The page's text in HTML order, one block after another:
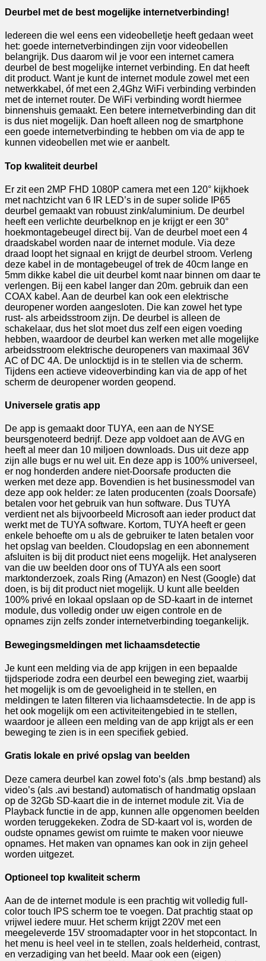
Deurbel met de best mogelijke internetverbinding!
Iedereen die wel eens een videobelletje heeft gedaan weet
het: goede internetverbindingen zijn voor videobellen
belangrijk. Dus daarom wil je voor een internet camera
deurbel de best mogelijke internet verbinding. En dat heeft
dit product. Want je kunt de internet module zowel met een
netwerkkabel, óf met een 2,4Ghz WiFi verbinding verbinden
met de internet router. De WiFi verbinding wordt hiermee
binnenshuis gemaakt. Een betere internetverbinding dan dit
is dus niet mogelijk. Dan hoeft alleen nog de smartphone
een goede internetverbinding te hebben om via de app te
kunnen videobellen met wie er aanbelt.
Top kwaliteit deurbel
Er zit een 2MP FHD 1080P camera met een 120° kijkhoek
met nachtzicht van 6 IR LED’s in de super solide IP65
deurbel gemaakt van robuust zink/aluminium. De deurbel
heeft een verlichte deurbelknop en je krijgt er een 30°
hoekmontagebeugel direct bij. Van de deurbel moet een 4
draadskabel worden naar de internet module. Via deze
draad loopt het signaal en krijgt de deurbel stroom. Verleng
deze kabel in de montagebeugel of trek de 40cm lange en
5mm dikke kabel die uit deurbel komt naar binnen om daar te
verlengen. Bij een kabel langer dan 20m. gebruik dan een
COAX kabel. Aan de deurbel kan ook een elektrische
deuropener worden aangesloten. Die kan zowel het type
rust- als arbeidsstroom zijn. De deurbel is alleen de
schakelaar, dus het slot moet dus zelf een eigen voeding
hebben, waardoor de deurbel kan werken met alle mogelijke
arbeidsstroom elektrische deuropeners van maximaal 36V
AC of DC 4A. De unlocktijd is in te stellen via de scherm.
Tijdens een actieve videoverbinding kan via de app of het
scherm de deuropener worden geopend.
Universele gratis app
De app is gemaakt door TUYA, een aan de NYSE
beursgenoteerd bedrijf. Deze app voldoet aan de AVG en
heeft al meer dan 10 miljoen downloads. Dus uit deze app
zijn alle bugs er nu wel uit. En deze app is 100% universeel,
er nog honderden andere niet-Doorsafe producten die
werken met deze app. Bovendien is het businessmodel van
deze app ook helder: ze laten producenten (zoals Doorsafe)
betalen voor het gebruik van hun software. Dus TUYA
verdient net als bijvoorbeeld Microsoft aan ieder product dat
werkt met de TUYA software. Kortom, TUYA heeft er geen
enkele behoefte om u als de gebruiker te laten betalen voor
het opslag van beelden. Cloudopslag en een abonnement
afsluiten is bij dit product niet eens mogelijk. Het analyseren
van die uw beelden door ons of TUYA als een soort
marktonderzoek, zoals Ring (Amazon) en Nest (Google) dat
doen, is bij dit product niet mogelijk. U kunt alle beelden
100% privé en lokaal opslaan op de SD-kaart in de internet
module, dus volledig onder uw eigen controle en de
opnames zijn zelfs zonder internetverbinding toegankelijk.
Bewegingsmeldingen met lichaamsdetectie
Je kunt een melding via de app krijgen in een bepaalde
tijdsperiode zodra een deurbel een beweging ziet, waarbij
het mogelijk is om de gevoeligheid in te stellen, en
meldingen te laten filteren via lichaamsdetectie. In de app is
het ook mogelijk om een activiteitengebied in te stellen,
waardoor je alleen een melding van de app krijgt als er een
beweging te zien is in een specifiek gebied.
Gratis lokale en privé opslag van beelden
Deze camera deurbel kan zowel foto’s (als .bmp bestand) als
video’s (als .avi bestand) automatisch of handmatig opslaan
op de 32Gb SD-kaart die in de internet module zit. Via de
Playback functie in de app, kunnen alle opgenomen beelden
worden teruggekeken. Zodra de SD-kaart vol is, worden de
oudste opnames gewist om ruimte te maken voor nieuwe
opnames. Het maken van opnames kan ook in zijn geheel
worden uitgezet.
Optioneel top kwaliteit scherm
Aan de de internet module is een prachtig wit volledig full-
color touch IPS scherm toe te voegen. Dat prachtig staat op
vrijwel iedere muur. Het scherm krijgt 220V met een
meegeleverde 15V stroomadapter voor in het stopcontact. In
het menu is heel veel in te stellen, zoals helderheid, contrast,
en verzadiging van het beeld. Maar ook een (eigen)